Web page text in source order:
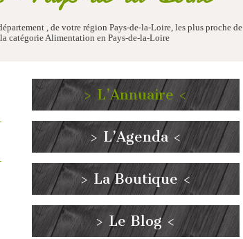
, de votre région Pays-de-la-Loire, les plus proche de
catégorie Alimentation en Pays-de-la-Loire
> L’Annuaire <
> L’Agenda <
> La Boutique <
> Le Blog <